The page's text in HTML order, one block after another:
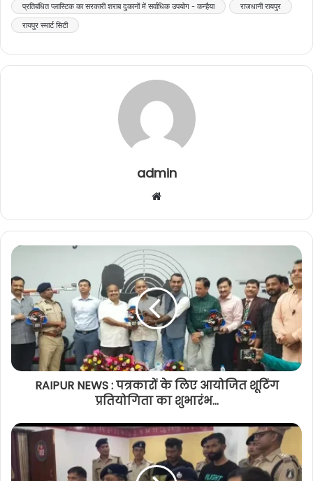
प्रतिबंधित प्लास्टिक का सरकारी शराब दुकानों में सर्वाधिक उपयोग - कन्हैया
राजधानी रायपुर
रायपुर स्मार्ट सिटी
admin
Website
RAIPUR NEWS : पत्रकारों के लिए आयोजित शूटिंग
प्रतियोगिता का शुभारंभ...